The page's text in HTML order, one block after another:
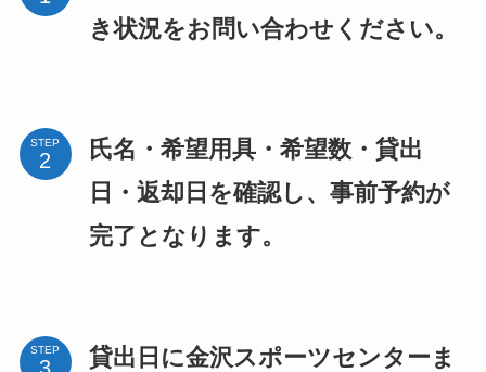
き状況をお問い合わせください。
STEP
氏名・希望用具・希望数・貸出
日・返却日を確認し、事前予約が
完了となります。
STEP
貸出日に金沢スポーツセンターま